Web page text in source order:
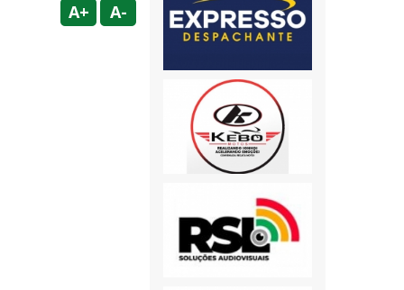
A+ A-